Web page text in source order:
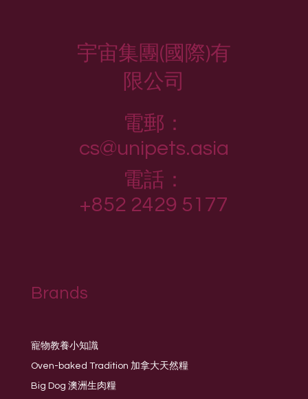
Brands
寵物教養小知識
Oven-baked Tradition 加拿大天然糧
Big Dog 澳洲生肉糧
宇宙集團(國際)有
限公司
電郵：
cs@unipets.asia
電話：
+852 2429 5177